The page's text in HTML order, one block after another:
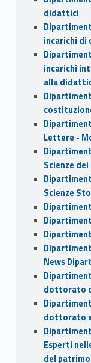
didattici
incarichi di
incarichi
alla
Lettere -
Scienze
Scienze
News
dottorato
dottorato
Esperti
del